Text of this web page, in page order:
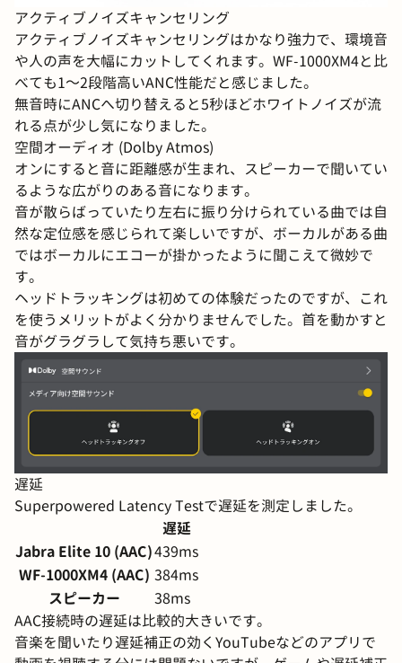
アクティブノイズキャンセリング
アクティブノイズキャンセリングはかなり強力で、環境音
や人の声を大幅にカットしてくれます。WF-1000XM4と比
べても1～2段階高いANC性能だと感じました。
無音時にANCへ切り替えると5秒ほどホワイトノイズが流
れる点が少し気になりました。
空間オーディオ (Dolby Atmos)
オンにすると音に距離感が生まれ、スピーカーで聞いてい
るような広がりのある音になります。
音が散らばっていたり左右に振り分けられている曲では自
然な定位感を感じられて楽しいですが、ボーカルがある曲
ではボーカルにエコーが掛かったように聞こえて微妙で
す。
ヘッドトラッキングは初めての体験だったのですが、これ
を使うメリットがよく分かりませんでした。首を動かすと
音がグラグラして気持ち悪いです。
遅延
Superpowered Latency Testで遅延を測定しました。
遅延
Jabra Elite 10 (AAC)439ms
WF-1000XM4 (AAC) 384ms
スピーカー
38ms
AAC接続時の遅延は比較的大きいです。
音楽を聞いたり遅延補正の効くYouTubeなどのアプリで